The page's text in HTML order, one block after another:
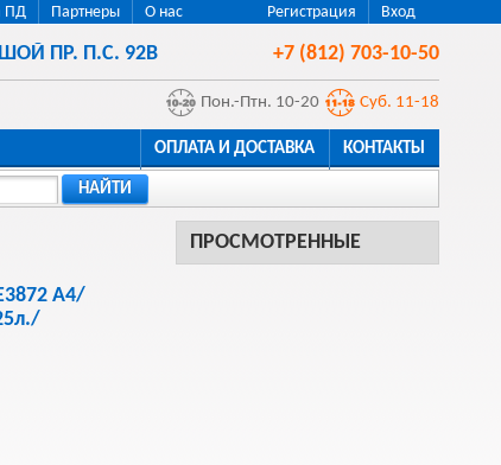
Регистрация Вход
ПД Партнеры
О нас
ПР. П.С. 92В +7 (812) 703-10-50
Пон.-Птн. 10-20 Суб. 11-18
ОПЛАТА И ДОСТАВКА КОНТАКТЫ
НАЙТИ
ПРОСМОТРЕННЫЕ
A4/